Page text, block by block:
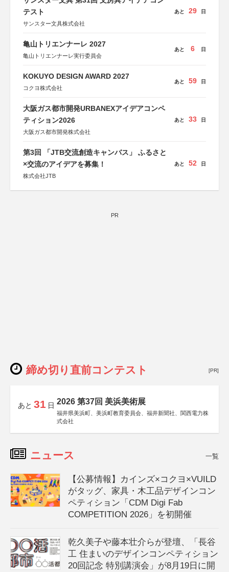
テスト
サンスター文具株式会社
あと 29 日
亀山トリエンナーレ 2027
亀山トリエンナーレ実行委員会
あと 6 日
KOKUYO DESIGN AWARD 2027
コクヨ株式会社
あと 59 日
大阪ガス都市開発URBANEXアイデアコンペ
ティション2026
大阪ガス都市開発株式会社
あと 33 日
第3回 「JTB交流創造キャンバス」 ふるさと
×交流のアイデアを募集！
株式会社JTB
あと 52 日
PR
締め切り直前コンテスト [PR]
あと 31 日 2026 第37回 美浜美術展
福井県美浜町、美浜町教育委員会、福井新聞社、関西電力株
式会社
ニュース 一覧
【公募情報】カインズ×コクヨ×VUILD
がタッグ、家具・木工品デザインコン
ペティション「CDM Digi Fab
COMPETITION 2026」を初開催
乾久美子や藤本壮介らが登壇、「長谷
工 住まいのデザインコンペティション
20回記念 特別講演会」が8月19日に開